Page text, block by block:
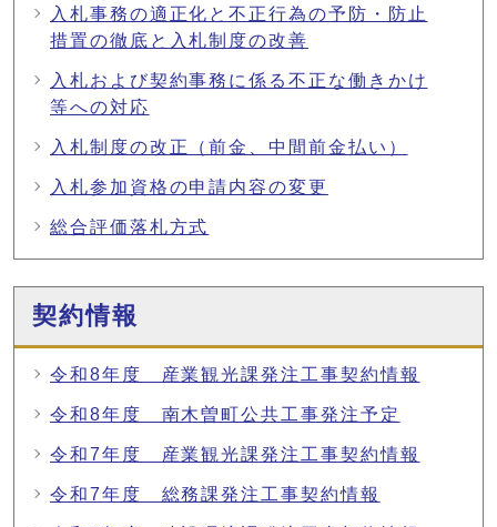
入札事務の適正化と不正行為の予防・防止
措置の徹底と入札制度の改善
入札および契約事務に係る不正な働きかけ
等への対応
入札制度の改正（前金、中間前金払い）
入札参加資格の申請内容の変更
総合評価落札方式
契約情報
令和8年度 産業観光課発注工事契約情報
令和8年度 南木曽町公共工事発注予定
令和7年度 産業観光課発注工事契約情報
令和7年度 総務課発注工事契約情報